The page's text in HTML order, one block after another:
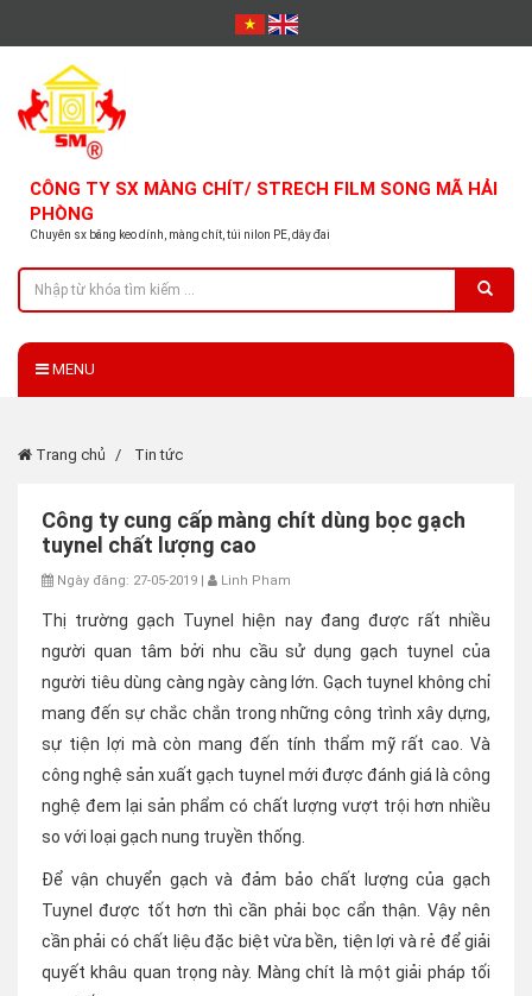
CÔNG TY SX MÀNG CHÍT/ STRECH FILM SONG MÃ HẢI
PHÒNG
Chuyên sx băng keo dính, màng chít, túi nilon PE, dây đai
MENU
Trang chủ Tin tức
Công ty cung cấp màng chít dùng bọc gạch
tuynel chất lượng cao
Ngày đăng: 27-05-2019 | Linh Pham
Thị trường gạch Tuynel hiện nay đang được rất nhiều
người quan tâm bởi nhu cầu sử dụng gạch tuynel của
người tiêu dùng càng ngày càng lớn. Gạch tuynel không chỉ
mang đến sự chắc chắn trong những công trình xây dựng,
sự tiện lợi mà còn mang đến tính thẩm mỹ rất cao. Và
công nghệ sản xuất gạch tuynel mới được đánh giá là công
nghệ đem lại sản phẩm có chất lượng vượt trội hơn nhiều
so với loại gạch nung truyền thống.
Để vận chuyển gạch và đảm bảo chất lượng của gạch
Tuynel được tốt hơn thì cần phải bọc cẩn thận. Vậy nên
cần phải có chất liệu đặc biệt vừa bền, tiện lợi và rẻ để giải
quyết khâu quan trọng này. Màng chít là một giải pháp tối